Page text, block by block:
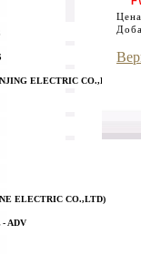
ELECTRIC CO.,LTD)
ELECTRIC CO.,LTD)
- ADV